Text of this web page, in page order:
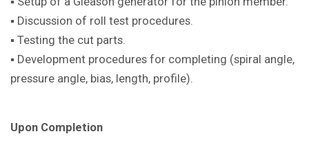
▪ Discussion of roll test procedures.
▪ Testing the cut parts.
▪ Development procedures for completing (spiral angle,
pressure angle, bias, length, profile).
Upon Completion